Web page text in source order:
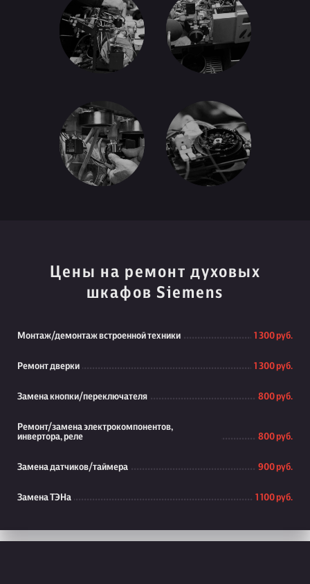
Цены на ремонт духовых
шкафов Siemens
Монтаж/демонтаж встроенной техники 1 300 руб.
Ремонт дверки 1 300 руб.
Замена кнопки/переключателя 800 руб.
Ремонт/замена электрокомпонентов,
инвертора, реле
800 руб.
Замена датчиков/таймера 900 руб.
Замена ТЭНа 1 100 руб.